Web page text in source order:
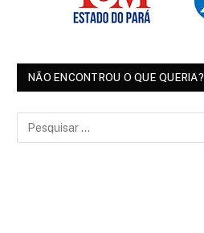
NÃO ENCONTROU O QUE QUERIA?